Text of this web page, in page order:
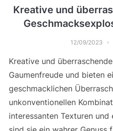
Kreative und
12/09/2023
Kreative und
Gaumenfreude und bieten
geschmacklichen
unkonventionellen
interessanten Texturen